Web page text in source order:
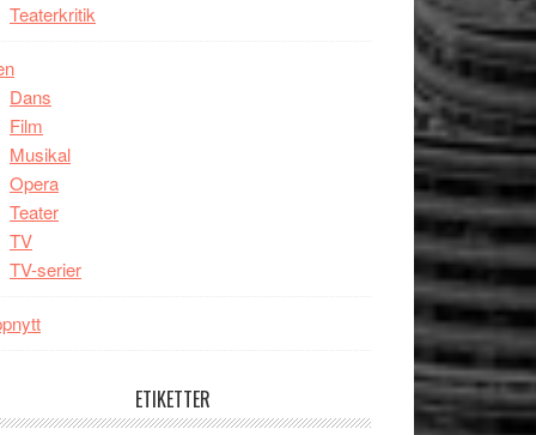
Teaterkritik
Dans
Film
Musikal
Opera
Teater
TV
TV-serier
ETIKETTER